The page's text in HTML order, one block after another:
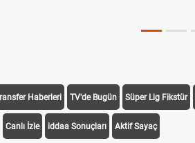
Haberleri TV'de Bugün Süper Lig Fikstür
Canlı İzle iddaa Sonuçları Aktif Sayaç